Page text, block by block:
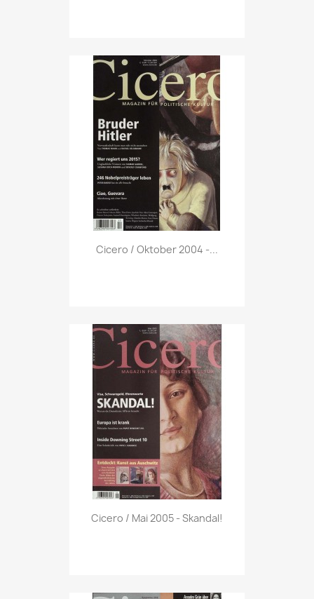
Vorschau
Cicero / Oktober 2004 -...
Vorschau
Cicero / Mai 2005 - Skandal!